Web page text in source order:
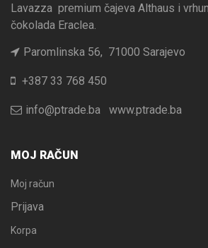
Lavazza premium čajeva Althaus i
čokolada Eraclea.
Paromlinska 56, 71000 Sarajevo
+387 33 768 450
info@ptrade.ba www.ptrade.ba
MOJ RAČUN
Moj račun
Prijava
Korpa